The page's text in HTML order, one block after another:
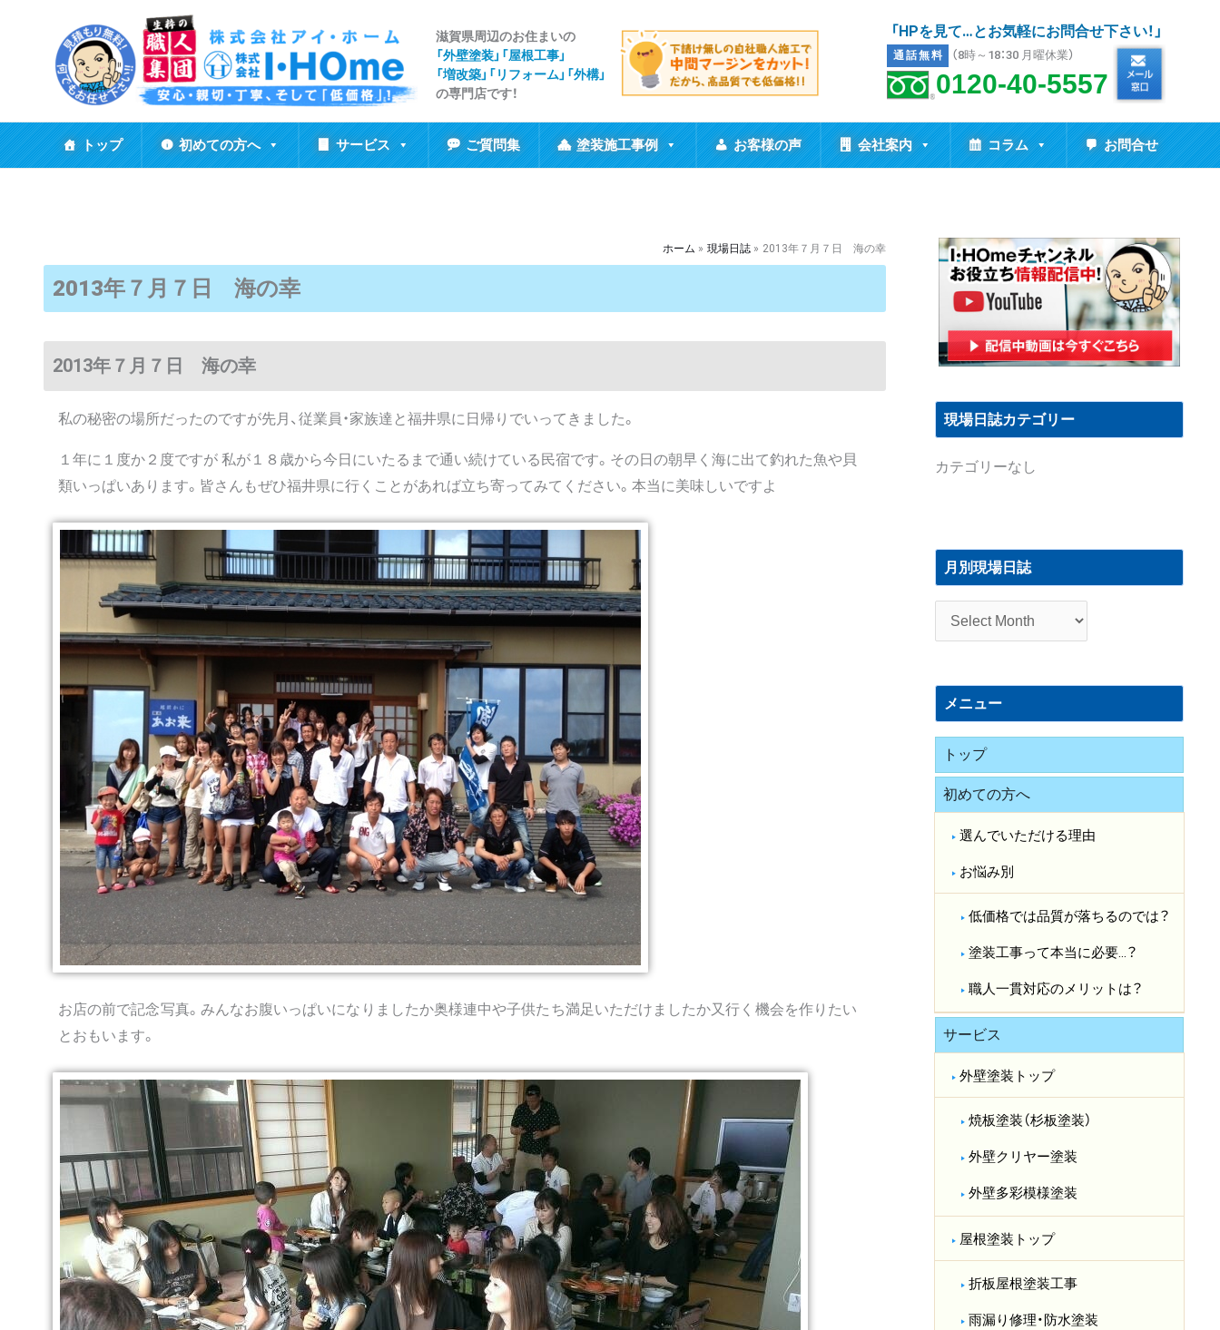
ッ
プ
滋賀県周辺のお住まいの
「外壁塗装」「屋根工事」
「増改築」「リフォーム」「外構」
の専門店です！
「HPを見て…とお気軽にお問合せ下さい！」
通話無料 （8時～18：30 月曜休業）
0120-40-5557
トップ 初めての方へ サービス ご質問集 塗装施工事例 お客様の声 会社案内 コラム お問合せ
ホーム 現場日誌 2013年７月７日 海の幸
2013年７月７日 海の幸
2013年７月７日 海の幸
私の秘密の場所だったのですが先月、従業員・家族達と福井県に日帰りでいってきました。
１年に１度か２度ですが 私が１８歳から今日にいたるまで通い続けている民宿です。その日の朝早く海に出て釣れた魚や貝
類いっぱいあります。皆さんもぜひ福井県に行くことがあれば立ち寄ってみてください。本当に美味しいですよ
お店の前で記念写真。みんなお腹いっぱいになりましたか奥様連中や子供たち満足いただけましたか又行く機会を作りたい
とおもいます。
現場日誌カテゴリー
カテゴリーなし
月別現場日誌
別
現
誌
メニュー
トップ
初めての方へ
選んでいただける理由
お悩み別
低価格では品質が落ちるのでは？​
塗装工事って本当に必要…？​
職人一貫対応のメリットは？​
サービス
外壁塗装トップ
焼板塗装（杉板塗装）
外壁クリヤー塗装
外壁多彩模様塗装
屋根塗装トップ
折板屋根塗装工事
雨漏り修理・防水塗装